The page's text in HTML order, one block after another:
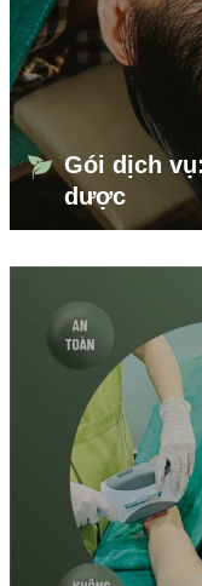
Gói dịch
dược